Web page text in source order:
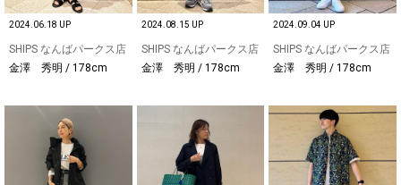
2024.06.18 UP
SHIPS なんばパークス店
金澤 秀明 / 178cm
2024.08.15 UP
SHIPS なんばパークス店
金澤 秀明 / 178cm
2024.09.04 UP
SHIPS なんばパークス店
金澤 秀明 / 178cm